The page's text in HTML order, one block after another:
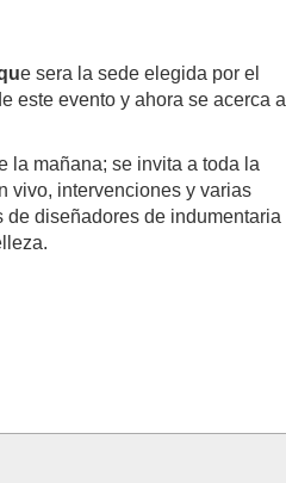
e sera la sede elegida por el
este evento y ahora se acerca a
la mañana; se invita a toda la
vivo, intervenciones y varias
diseñadores de indumentaria